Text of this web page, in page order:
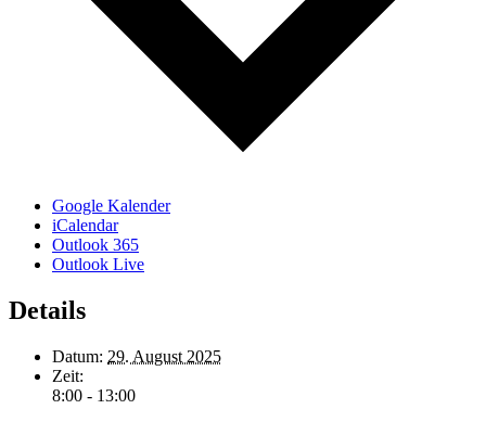
Google Kalender
iCalendar
Outlook 365
Outlook Live
Details
Datum: 29. August 2025
Zeit:
8:00 - 13:00